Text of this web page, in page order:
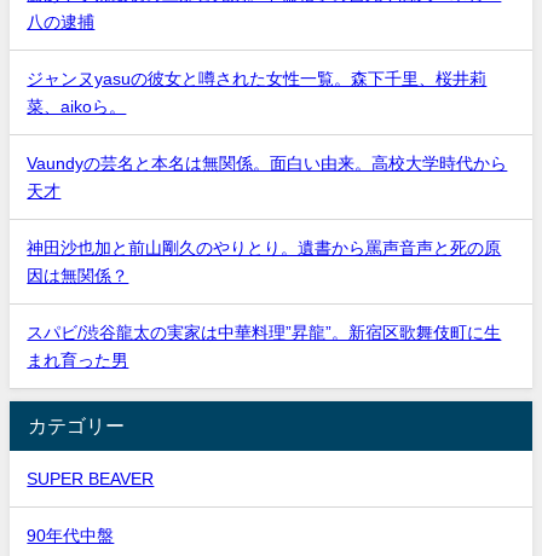
八の逮捕
ジャンヌyasuの彼女と噂された女性一覧。森下千里、桜井莉
菜、aikoら。
Vaundyの芸名と本名は無関係。面白い由来。高校大学時代から
天才
神田沙也加と前山剛久のやりとり。遺書から罵声音声と死の原
因は無関係？
スパビ/渋谷龍太の実家は中華料理”昇龍”。新宿区歌舞伎町に生
まれ育った男
カテゴリー
SUPER BEAVER
90年代中盤